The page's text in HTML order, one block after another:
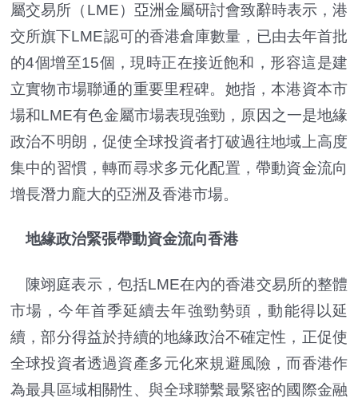
屬交易所（LME）亞洲金屬研討會致辭時表示，港
交所旗下LME認可的香港倉庫數量，已由去年首批
的4個增至15個，現時正在接近飽和，形容這是建
立實物市場聯通的重要里程碑。她指，本港資本市
場和LME有色金屬市場表現強勁，原因之一是地緣
政治不明朗，促使全球投資者打破過往地域上高度
集中的習慣，轉而尋求多元化配置，帶動資金流向
增長潛力龐大的亞洲及香港市場。
地緣政治緊張帶動資金流向香港
陳翊庭表示，包括LME在內的香港交易所的整體
市場，今年首季延續去年強勁勢頭，動能得以延
續，部分得益於持續的地緣政治不確定性，正促使
全球投資者透過資產多元化來規避風險，而香港作
為最具區域相關性、與全球聯繫最緊密的國際金融